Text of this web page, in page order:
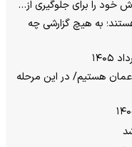
خود را برای جلوگیری از…
به هیچ گزارشی چه
عمان هستیم/ در این مرحله